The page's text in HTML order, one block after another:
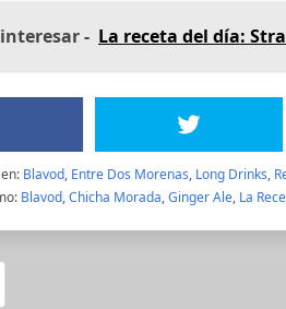
- La receta del día:
Blavod, Entre Dos Morenas, Long Drinks,
Blavod,Chicha Morada,Ginger Ale, La